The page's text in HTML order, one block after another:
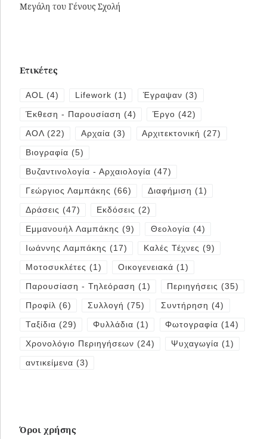
Μεγάλη του Γένους Σχολή
Ετικέτες
AOL(4) Lifework (1) Έγραψαν (3)
Έκθεση - Παρουσίαση (4) Έργο (42)
ΑΟΛ(22) Αρχαία (3) Αρχιτεκτονική (27)
Βιογραφία (5)
Βυζαντινολογία - Αρχαιολογία (47)
Γεώργιος Λαμπάκης (66) Διαφήμιση (1)
Δράσεις (47) Εκδόσεις (2)
Εμμανουήλ Λαμπάκης (9) Θεολογία (4)
Ιωάννης Λαμπάκης (17) Καλές Τέχνες (9)
Μοτοσυκλέτες (1) Οικογενειακά (1)
Παρουσίαση - Τηλεόραση (1) Περιηγήσεις (35)
Προφίλ (6) Συλλογή (75) Συντήρηση (4)
Ταξίδια (29) Φυλλάδια (1) Φωτογραφία (14)
Χρονολόγιο Περιηγήσεων (24) Ψυχαγωγία (1)
αντικείμενα (3)
Όροι χρήσης